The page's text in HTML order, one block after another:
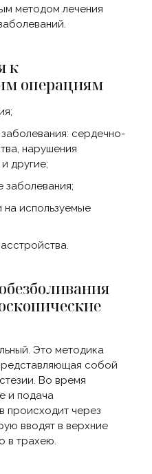
методом лечения
к
операциям
сердечно-
нарушения
другие;
заболевания;
на используемые
Это методика
собой
Во время
и подача
происходит через
вводят в верхние
в трахею.